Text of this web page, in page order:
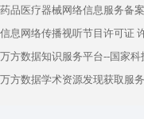
药品医疗器械网络信息服务备
信息网络传播视听节目许可证
万方数据知识服务平台--国家科
万方数据学术资源发现获取服